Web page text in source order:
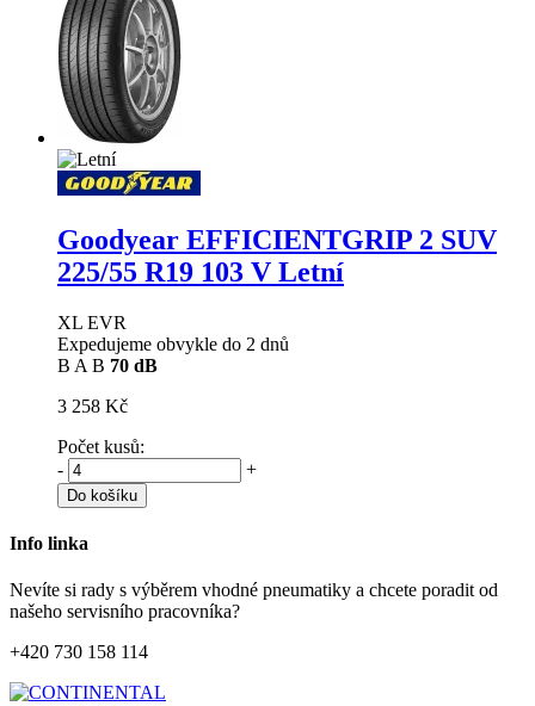
Goodyear EFFICIENTGRIP 2 SUV
225/55 R19 103 V Letní
XL EVR
Expedujeme obvykle do 2 dnů
B A B 70 dB
3 258 Kč
Počet kusů:
-
+
Do košíku
Info linka
Nevíte si rady s výběrem vhodné pneumatiky a chcete poradit od
našeho servisního pracovníka?
+420 730 158 114